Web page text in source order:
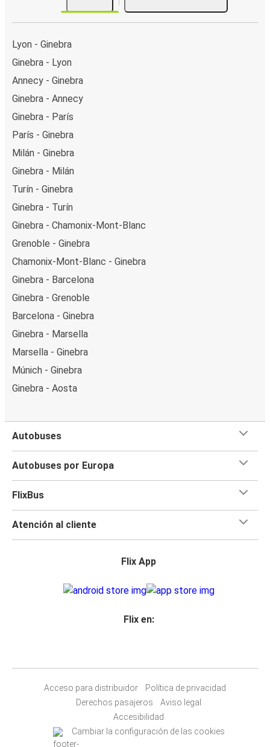
Lyon - Ginebra
Ginebra - Lyon
Annecy - Ginebra
Ginebra - Annecy
Ginebra - París
París - Ginebra
Milán - Ginebra
Ginebra - Milán
Turín - Ginebra
Ginebra - Turín
Ginebra - Chamonix-Mont-Blanc
Grenoble - Ginebra
Chamonix-Mont-Blanc - Ginebra
Ginebra - Barcelona
Ginebra - Grenoble
Barcelona - Ginebra
Ginebra - Marsella
Marsella - Ginebra
Múnich - Ginebra
Ginebra - Aosta
Autobuses
Autobuses por Europa
FlixBus
Atención al cliente
Flix App
Flix en:
Acceso para distribuidor
Política de privacidad
Derechos pasajeros
Aviso legal
Accesibilidad
Cambiar la configuración de las cookies